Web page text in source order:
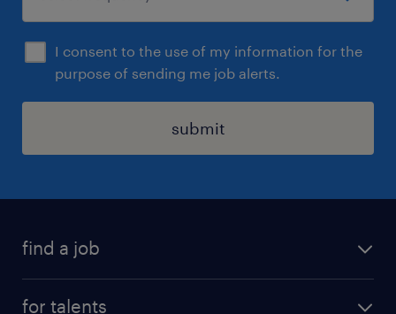
I consent to the use of my information for the
purpose of sending me job alerts.
submit
find a job
for talents